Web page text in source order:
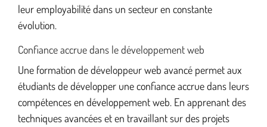
leur employabilité dans un secteur en constante
évolution.
Confiance accrue dans le développement web
Une formation de développeur web avancé permet aux
étudiants de développer une confiance accrue dans leurs
compétences en développement web. En apprenant des
techniques avancées et en travaillant sur des projets